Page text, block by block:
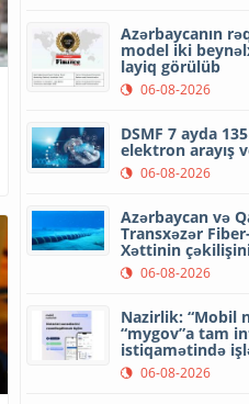
Azərbaycanın
model iki
layiq görülüb
06-08-2026
DSMF 7 ayda
elektron arayış
06-08-2026
Azərbaycan və
Transxəzər
Xəttinin
06-08-2026
Nazirlik: “Mobil
“mygov”a tam
istiqamətində
06-08-2026